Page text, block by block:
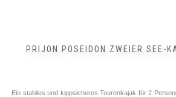
PRIJON POSEIDON ZWEIER SEE-
Ein stabiles und kippsicheres Tourenkajak für 2